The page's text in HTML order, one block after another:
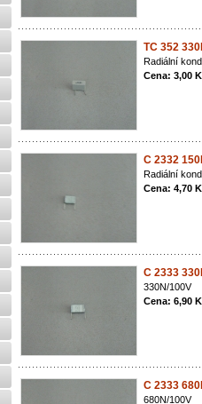
TC 352
Radiální
Cena: 3,00
C 2332
Radiální
Cena: 4,70
C 2333
330N/100V
Cena: 6,90
C 2333
680N/100V